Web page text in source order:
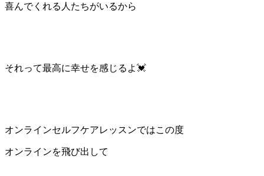
喜んでくれる人たちがいるから
それって最高に幸せを感じるよ💓
オンラインセルフケアレッスンではこの度
オンラインを飛び出して